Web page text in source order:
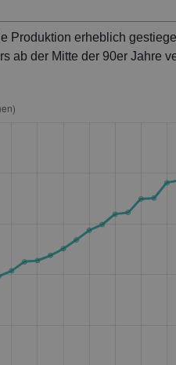
Produktion erheblich
ab der Mitte der 90er Jahre